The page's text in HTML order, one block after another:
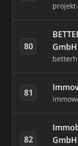
80
GmbH
81
82
GmbH